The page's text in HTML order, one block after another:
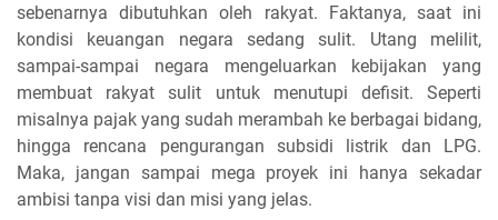
sebenarnya dibutuhkan oleh rakyat. Faktanya, saat ini
kondisi keuangan negara sedang sulit. Utang melilit,
sampai-sampai negara mengeluarkan kebijakan yang
membuat rakyat sulit untuk menutupi defisit. Seperti
misalnya pajak yang sudah merambah ke berbagai bidang,
hingga rencana pengurangan subsidi listrik dan LPG.
Maka, jangan sampai mega proyek ini hanya sekadar
ambisi tanpa visi dan misi yang jelas.